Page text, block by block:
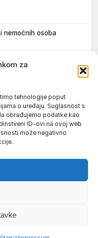
za
tehnologije poput
o uređaju. Suglasnost s
obrađujemo podatke kao
ID-ovi na ovoj web
može negativno
nemoćnih osoba
pridržana.